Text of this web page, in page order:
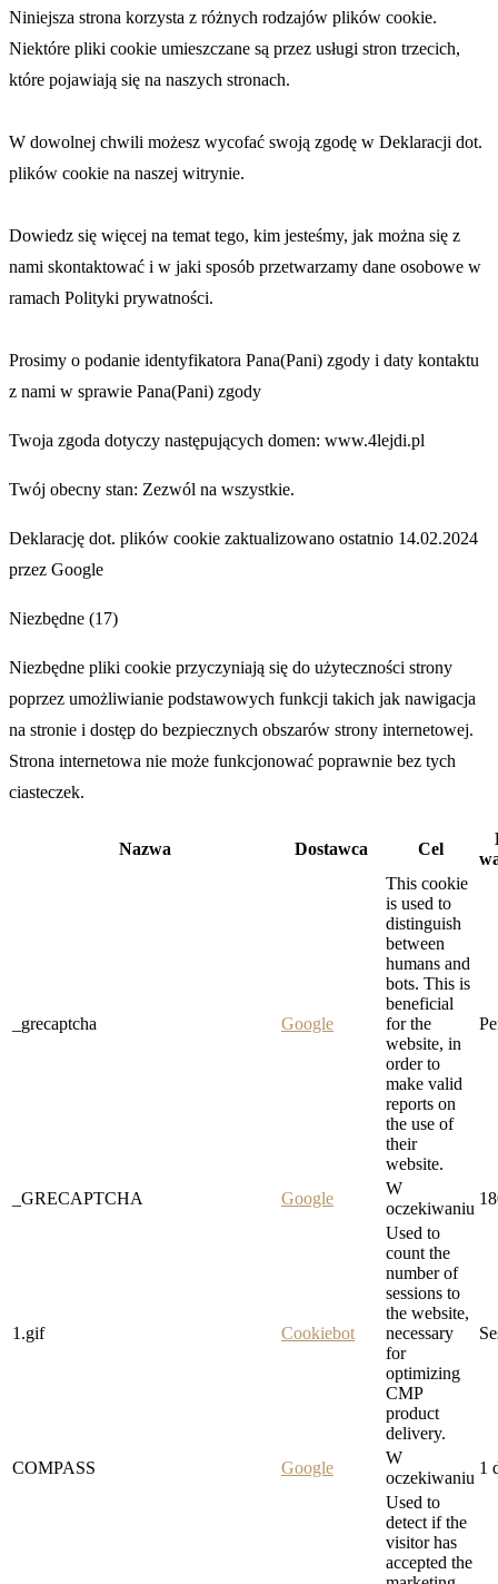
Niniejsza strona korzysta z różnych rodzajów plików cookie.
Niektóre pliki cookie umieszczane są przez usługi stron trzecich,
które pojawiają się na naszych stronach.
W dowolnej chwili możesz wycofać swoją zgodę w Deklaracji dot.
plików cookie na naszej witrynie.
Dowiedz się więcej na temat tego, kim jesteśmy, jak można się z
nami skontaktować i w jaki sposób przetwarzamy dane osobowe w
ramach Polityki prywatności.
Prosimy o podanie identyfikatora Pana(Pani) zgody i daty kontaktu
z nami w sprawie Pana(Pani) zgody
Twoja zgoda dotyczy następujących domen: www.4lejdi.pl
Twój obecny stan: Zezwól na wszystkie.
Deklarację dot. plików cookie zaktualizowano ostatnio 14.02.2024
przez Google
Niezbędne (17)
Niezbędne pliki cookie przyczyniają się do użyteczności strony
poprzez umożliwianie podstawowych funkcji takich jak nawigacja
na stronie i dostęp do bezpiecznych obszarów strony internetowej.
Strona internetowa nie może funkcjonować poprawnie bez tych
ciasteczek.
Nazwa Dostawca Cel
_grecaptcha Google
This cookie
is used to
distinguish
between
humans and
bots. This is
beneficial
for the
website, in
order to
make valid
reports on
the use of
their
website.
_GRECAPTCHA Google
W
oczekiwaniu
1.gif Cookiebot
Used to
count the
number of
sessions to
the website,
necessary
for
optimizing
CMP
product
delivery.
COMPASS Google
W
oczekiwaniu
1
Used to
detect if the
visitor has
accepted the